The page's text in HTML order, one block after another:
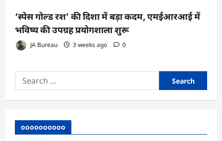
‘स्पेस गोल्ड रश’ की दिशा में बड़ा कदम, एमईआरआई में
भविष्य की उपग्रह प्रयोगशाला शुरू
JA Bureau 3 weeks ago 0
Search
for:
oooooooooo